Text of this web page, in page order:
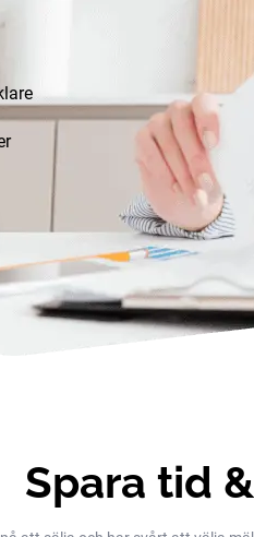
Spara tid